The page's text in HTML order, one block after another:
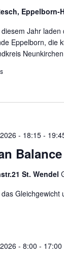
Eppelborn-
Jahr
Eppelborn, die
- 18:15-
St. Wendel
Gleichgewicht
- 8:00 - 17:00